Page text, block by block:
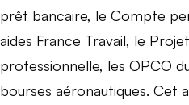
prêt bancaire, le Compte
aides France Travail, le
professionnelle, les OPCO
bourses aéronautiques. Cet